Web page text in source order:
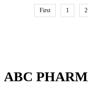
First 1 2
ABC